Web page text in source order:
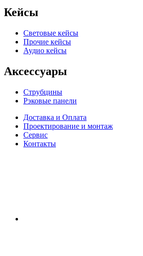
Кейсы
Световые кейсы
Прочие кейсы
Аудио кейсы
Аксессуары
Струбцины
Рэковые панели
Доставка и Оплата
Проектирование и монтаж
Сервис
Контакты